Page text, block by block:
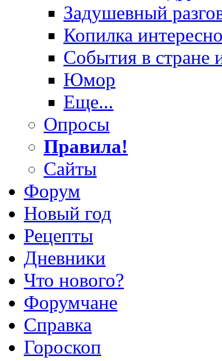
Задушевный
Копилка
События в стране
Юмор
Еще...
Опросы
Правила!
Сайты
Форум
Новый год
Рецепты
Дневники
Что нового?
Форумчане
Справка
Гороскоп